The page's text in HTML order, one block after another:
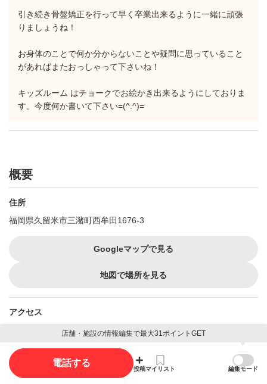
引き続き骨盤矯正を行って早く卒業出来るように一緒に頑張
りましょうね！
お身体のことで何か分からないことや疑問に思っていること
があればまたおっしゃって下さいね！
キッズルーム はチョークでお絵かき出来るようにしておりま
す。今度何か書いて下さい=(^.^)=
概要
住所
福岡県久留米市三潴町西牟田1676-3
Googleマップで見る
地図で場所を見る
アクセス
西鉄犬塚駅から車で3分、JR西牟田駅から車で3分です。
最寄駅
西牟田駅
から1.9km （徒歩24分）
犬塚駅から1.9km （徒歩24分）
店舗・施設の情報編集で最大31ポイントGET
電話する
投稿マイリスト 編集モード